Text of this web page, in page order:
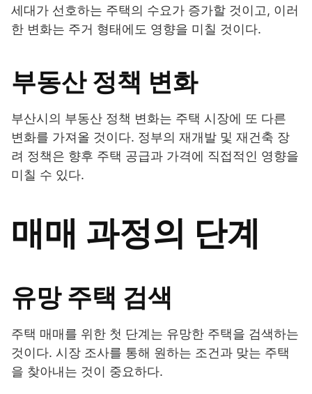
세대가 선호하는 주택의 수요가 증가할 것이고, 이러
한 변화는 주거 형태에도 영향을 미칠 것이다.
부동산 정책 변화
부산시의 부동산 정책 변화는 주택 시장에 또 다른
변화를 가져올 것이다. 정부의 재개발 및 재건축 장
려 정책은 향후 주택 공급과 가격에 직접적인 영향을
미칠 수 있다.
매매 과정의 단계
유망 주택 검색
주택 매매를 위한 첫 단계는 유망한 주택을 검색하는
것이다. 시장 조사를 통해 원하는 조건과 맞는 주택
을 찾아내는 것이 중요하다.